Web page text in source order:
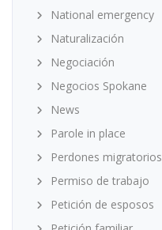
National emergency
Naturalización
Negociación
Negocios Spokane
News
Parole in place
Perdones migratorios
Permiso de trabajo
Petición de esposos